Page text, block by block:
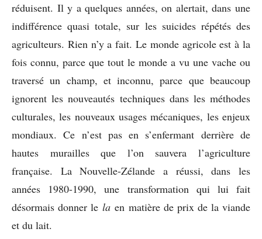
réduisent. Il y a quelques années, on alertait, dans une
indifférence quasi totale, sur les suicides répétés des
agriculteurs. Rien n’y a fait. Le monde agricole est à la
fois connu, parce que tout le monde a vu une vache ou
traversé un champ, et inconnu, parce que beaucoup
ignorent les nouveautés techniques dans les méthodes
culturales, les nouveaux usages mécaniques, les enjeux
mondiaux. Ce n’est pas en s’enfermant derrière de
hautes murailles que l’on sauvera l’agriculture
française. La Nouvelle-Zélande a réussi, dans les
années 1980-1990, une transformation qui lui fait
désormais donner lela en matière de prix de la viande
et du lait.